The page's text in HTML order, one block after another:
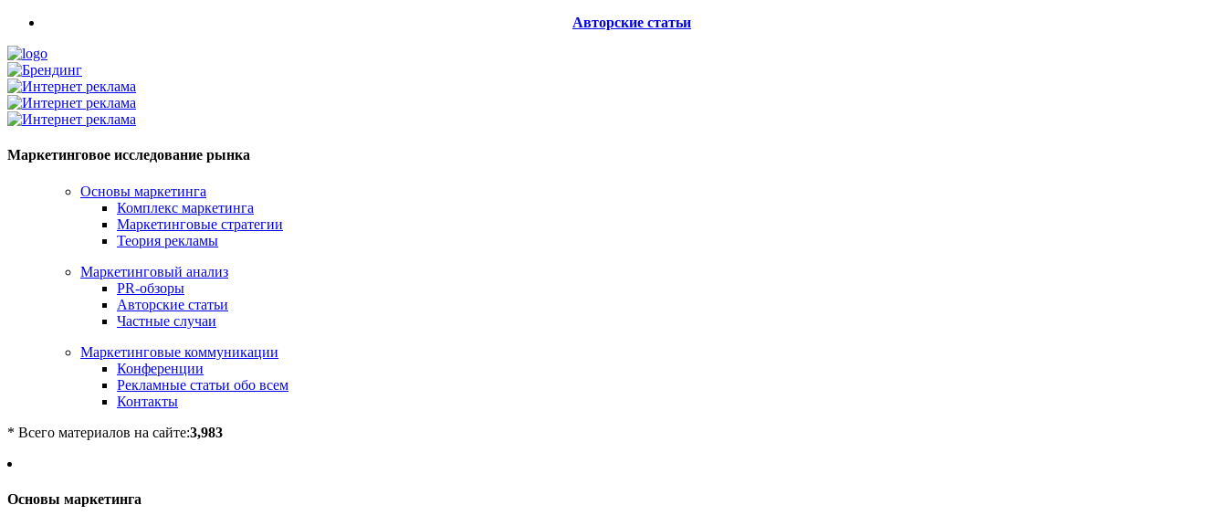
Авторские статьи
Маркетинговое исследование рынка
Основы маркетинга
Комплекс маркетинга
Маркетинговые стратегии
Теория рекламы
Маркетинговый анализ
PR-обзоры
Авторские статьи
Частные случаи
Маркетинговые коммуникации
Конференции
Рекламные статьи обо всем
Контакты
* Всего материалов на сайте:3,983
Основы маркетинга